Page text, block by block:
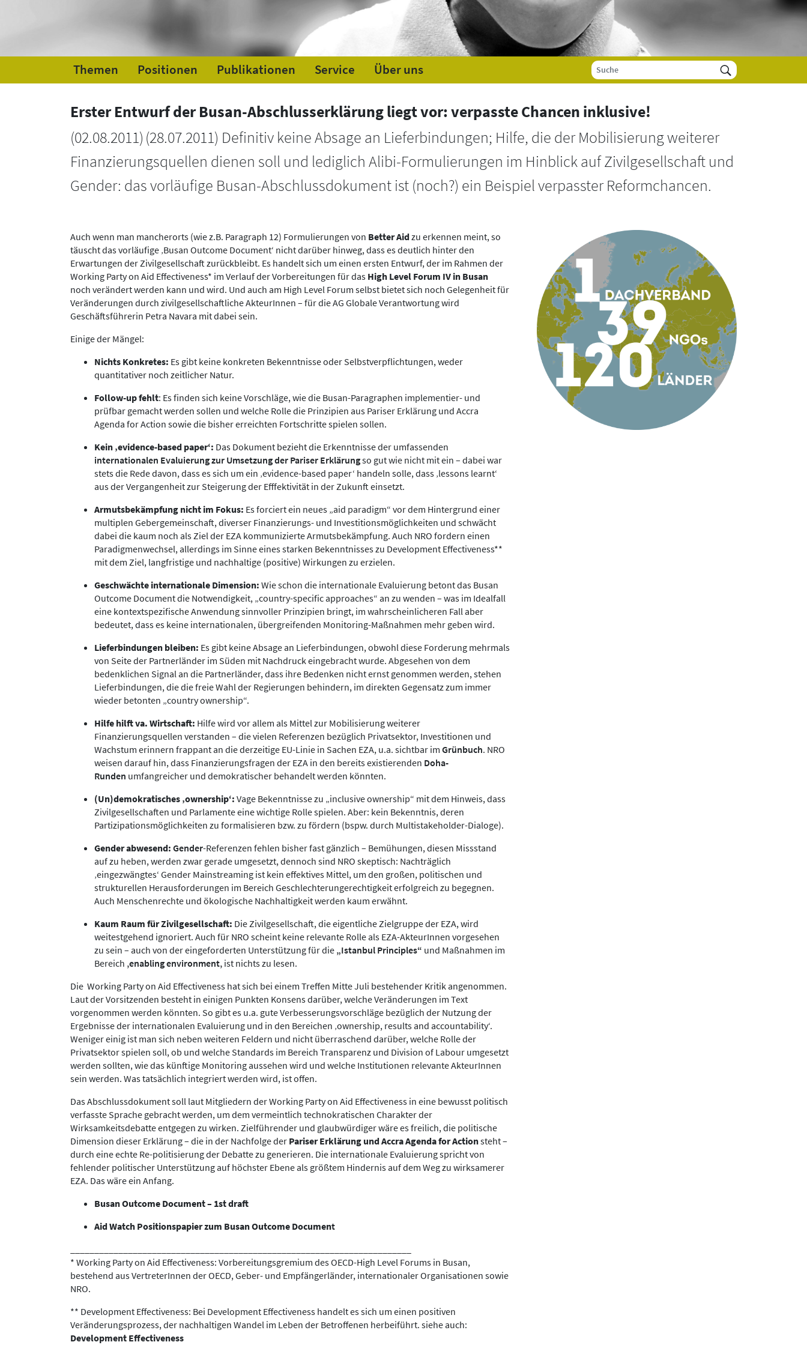
Themen Positionen Publikationen Service Über uns
Erster Entwurf der Busan-Abschlusserklärung liegt vor: verpasste Chancen inklusive!
(02.08.2011) (28.07.2011) Definitiv keine Absage an Lieferbindungen; Hilfe, die der Mobilisierung weiterer
Finanzierungsquellen dienen soll und lediglich Alibi-Formulierungen im Hinblick auf Zivilgesellschaft und
Gender: das vorläufige Busan-Abschlussdokument ist (noch?) ein Beispiel verpasster Reformchancen.
Auch wenn man mancherorts (wie z.B. Paragraph 12) Formulierungen von Better Aidzu erkennen meint, so
täuscht das vorläufige ‚Busan Outcome Document‘ nicht darüber hinweg, dass es deutlich hinter den
Erwartungen der Zivilgesellschaft zurückbleibt. Es handelt sich um einen ersten Entwurf, der im Rahmen der
Working Party on Aid Effectiveness* im Verlauf der Vorbereitungen für das High Level Forum IV in Busan
noch verändert werden kann und wird. Und auch am High Level Forum selbst bietet sich noch Gelegenheit für
Veränderungen durch zivilgesellschaftliche AkteurInnen – für die AG Globale Verantwortung wird
Geschäftsführerin Petra Navara mit dabei sein.
Einige der Mängel:
Nichts Konkretes: Es gibt keine konkreten Bekenntnisse oder Selbstverpflichtungen, weder
quantitativer noch zeitlicher Natur.
Follow-up fehlt: Es finden sich keine Vorschläge, wie die Busan-Paragraphen implementier- und
prüfbar gemacht werden sollen und welche Rolle die Prinzipien aus Pariser Erklärung und Accra
Agenda for Action sowie die bisher erreichten Fortschritte spielen sollen.
Kein ‚evidence-based paper‘: Das Dokument bezieht die Erkenntnisse der umfassenden
internationalen Evaluierung zur Umsetzung der Pariser Erklärungso gut wie nicht mit ein – dabei war
stets die Rede davon, dass es sich um ein ‚evidence-based paper‘ handeln solle, dass ‚lessons learnt‘
aus der Vergangenheit zur Steigerung der Efffektivität in der Zukunft einsetzt.
Armutsbekämpfung nicht im Fokus: Es forciert ein neues „aid paradigm“ vor dem Hintergrund einer
multiplen Gebergemeinschaft, diverser Finanzierungs- und Investitionsmöglichkeiten und schwächt
dabei die kaum noch als Ziel der EZA kommunizierte Armutsbekämpfung. Auch NRO fordern einen
Paradigmenwechsel, allerdings im Sinne eines starken Bekenntnisses zu Development Effectiveness**
mit dem Ziel, langfristige und nachhaltige (positive) Wirkungen zu erzielen.
Geschwächte internationale Dimension: Wie schon die internationale Evaluierung betont das Busan
Outcome Document die Notwendigkeit, „country-specific approaches“ an zu wenden – was im Idealfall
eine kontextspezifische Anwendung sinnvoller Prinzipien bringt, im wahrscheinlicheren Fall aber
bedeutet, dass es keine internationalen, übergreifenden Monitoring-Maßnahmen mehr geben wird.
Lieferbindungen bleiben: Es gibt keine Absage an Lieferbindungen, obwohl diese Forderung mehrmals
von Seite der Partnerländer im Süden mit Nachdruck eingebracht wurde. Abgesehen von dem
bedenklichen Signal an die Partnerländer, dass ihre Bedenken nicht ernst genommen werden, stehen
Lieferbindungen, die die freie Wahl der Regierungen behindern, im direkten Gegensatz zum immer
wieder betonten „country ownership“.
Hilfe hilft va. Wirtschaft: Hilfe wird vor allem als Mittel zur Mobilisierung weiterer
Finanzierungsquellen verstanden – die vielen Referenzen bezüglich Privatsektor, Investitionen und
Wachstum erinnern frappant an die derzeitige EU-Linie in Sachen EZA, u.a. sichtbar im Grünbuch. NRO
weisen darauf hin, dass Finanzierungsfragen der EZA in den bereits existierenden Doha-
Runden umfangreicher und demokratischer behandelt werden könnten.
(Un)demokratisches ‚ownership‘: Vage Bekenntnisse zu „inclusive ownership“ mit dem Hinweis, dass
Zivilgesellschaften und Parlamente eine wichtige Rolle spielen. Aber: kein Bekenntnis, deren
Partizipationsmöglichkeiten zu formalisieren bzw. zu fördern (bspw. durch Multistakeholder-Dialoge).
Gender abwesend: Gender-Referenzen fehlen bisher fast gänzlich – Bemühungen, diesen Missstand
auf zu heben, werden zwar gerade umgesetzt, dennoch sind NRO skeptisch: Nachträglich
‚eingezwängtes‘ Gender Mainstreaming ist kein effektives Mittel, um den großen, politischen und
strukturellen Herausforderungen im Bereich Geschlechterungerechtigkeit erfolgreich zu begegnen.
Auch Menschenrechte und ökologische Nachhaltigkeit werden kaum erwähnt.
Kaum Raum für Zivilgesellschaft: Die Zivilgesellschaft, die eigentliche Zielgruppe der EZA, wird
weitestgehend ignoriert. Auch für NRO scheint keine relevante Rolle als EZA-AkteurInnen vorgesehen
zu sein – auch von der eingeforderten Unterstützung für die „Istanbul Principles“ und Maßnahmen im
Bereich ‚enabling environment‚ ist nichts zu lesen.
Die Working Party on Aid Effectiveness hat sich bei einem Treffen Mitte Juli bestehender Kritik angenommen.
Laut der Vorsitzenden besteht in einigen Punkten Konsens darüber, welche Veränderungen im Text
vorgenommen werden könnten. So gibt es u.a. gute Verbesserungsvorschläge bezüglich der Nutzung der
Ergebnisse der internationalen Evaluierung und in den Bereichen ‚ownership, results and accountability‘.
Weniger einig ist man sich neben weiteren Feldern und nicht überraschend darüber, welche Rolle der
Privatsektor spielen soll, ob und welche Standards im Bereich Transparenz und Division of Labour umgesetzt
werden sollten, wie das künftige Monitoring aussehen wird und welche Institutionen relevante AkteurInnen
sein werden. Was tatsächlich integriert werden wird, ist offen.
Das Abschlussdokument soll laut Mitgliedern der Working Party on Aid Effectiveness in eine bewusst politisch
verfasste Sprache gebracht werden, um dem vermeintlich technokratischen Charakter der
Wirksamkeitsdebatte entgegen zu wirken. Zielführender und glaubwürdiger wäre es freilich, die politische
Dimension dieser Erklärung – die in der Nachfolge der Pariser Erklärung und Accra Agenda for Actionsteht –
durch eine echte Re-politisierung der Debatte zu generieren. Die internationale Evaluierung spricht von
fehlender politischer Unterstützung auf höchster Ebene als größtem Hindernis auf dem Weg zu wirksamerer
EZA. Das wäre ein Anfang.
Busan Outcome Document – 1st draft
Aid Watch Positionspapier zum Busan Outcome Document
* Working Party on Aid Effectiveness: Vorbereitungsgremium des OECD-High Level Forums in Busan,
bestehend aus VertreterInnen der OECD, Geber- und Empfängerländer, internationaler Organisationen sowie
NRO.
** Development Effectiveness: Bei Development Effectiveness handelt es sich um einen positiven
Veränderungsprozess, der nachhaltigen Wandel im Leben der Betroffenen herbeiführt. siehe auch:
Development Effectiveness